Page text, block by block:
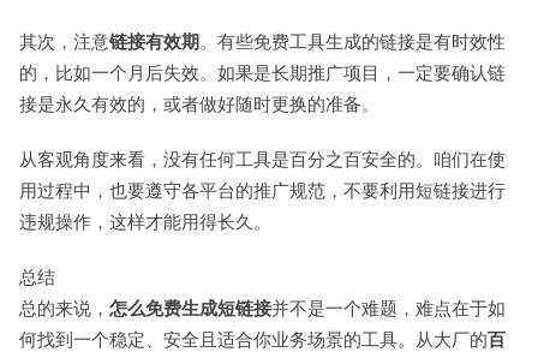
其次，注意链接有效期。有些免费工具生成的链接是有时效性
的，比如一个月后失效。如果是长期推广项目，一定要确认链
接是永久有效的，或者做好随时更换的准备。
从客观角度来看，没有任何工具是百分之百安全的。咱们在使
用过程中，也要遵守各平台的推广规范，不要利用短链接进行
违规操作，这样才能用得长久。
总结
总的来说， 怎么免费生成短链接并不是一个难题，难点在于如
何找到一个稳定、安全且适合你业务场景的工具。从大厂的百